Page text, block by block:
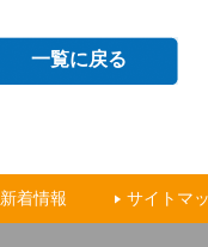
一覧に戻る
サイトマ
新着情報